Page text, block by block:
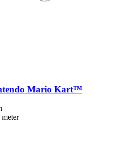
Mario Kart™
meter